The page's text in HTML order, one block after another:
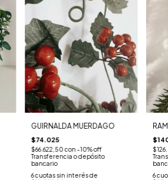
GUIRNALDA MUERDAGO
$74.025
$66.622,50con -10% off
Transferencia o depósito
bancario
6cuotas sin interés de
6